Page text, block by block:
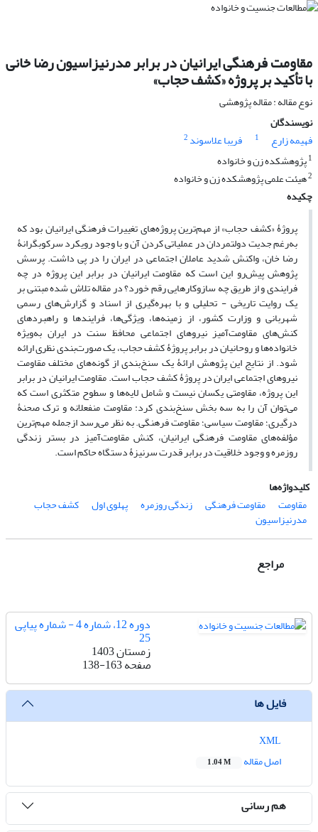
مقاومت فرهنگی ایرانیان در برابر مدرنیزاسیون رضا خانی
با تأکید بر پروژه «کشف حجاب»
نوع مقاله : مقاله پژوهشی
نویسندگان
فهیمه زارع
1 فریبا علاسوند 2
1پژوهشکده زن و خانواده
2هیئت علمی پژوهشکده زن و خانواده
چکیده
پروژۀ «کشف حجاب» از مهم‌ترین پروژه‌های تغییرات فرهنگی ایرانیان بود که
به‌رغم جدیت دولتمردان در عملیاتی کردن آن و با وجود رویکرد سرکوبگرانۀ
رضا خان، واکنش شدید عاملان اجتماعی در ایران را در پی داشت. پرسش
پژوهش پیش‌رو این است که مقاومت ایرانیان در برابر این پروژه در چه
فرایندی و از طریق چه سازوکار‌هایی رقم خورد؟ در مقاله تلاش شده مبتنی بر
یک روایت تاریخی - تحلیلی و با بهره‌گیری از اسناد و گزارش‌های رسمی
شهربانی و وزارت کشور، از زمینه‌ها، ویژگی‌ها، فرایندها و راهبرد‌های
کنش‌های مقاومت‌آمیز نیروهای اجتماعی محافظ سنت در ایران به‌ویژه
خانواده‌ها و روحانیان در برابر پروژۀ کشف حجاب، یک صورت‌بندی نظری ارائه
شود. از نتایج این پژوهش ارائۀ یک سنخ‌بندی از گونه‌های مختلف مقاومت
نیروهای اجتماعی ایران در پروژۀ کشف حجاب است. مقاومت ایرانیان در برابر
این پروژه، مقاومتی یکسان نیست و شامل لایه‌ها و سطوح متکثری است که
می‌توان آن را به سه بخش سنخ‌بندی کرد: مقاومت منفعلانه و ترک صحنۀ
درگیری؛ مقاومت سیاسی؛ مقاومت فرهنگی. به نظر می‌رسد ازجمله مهم‌ترین
مؤلفه‌های مقاومت فرهنگی ایرانیان، کنش مقاومت‌آمیز در بستر زندگی
روزمره و وجود خلاقیت در برابر قدرت سرنیزۀ دستگاه حاکم است.
کلیدواژه‌ها
مقاومت
مقاومت فرهنگی زندگی روزمره پهلوی اول کشف حجاب
مدرنیزاسیون
مراجع
دوره 12، شماره 4 - شماره پیاپی
25
زمستان 1403
صفحه138-163
فایل ها
اصل مقاله
1.04 M
هم رسانی